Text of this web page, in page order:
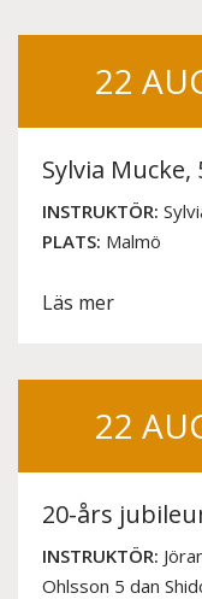
22
Sylvia
INSTRUKTÖR:
PLATS: Malmö
Läs mer
22
20-års
INSTRUKTÖR:
Ohlsson 5 dan